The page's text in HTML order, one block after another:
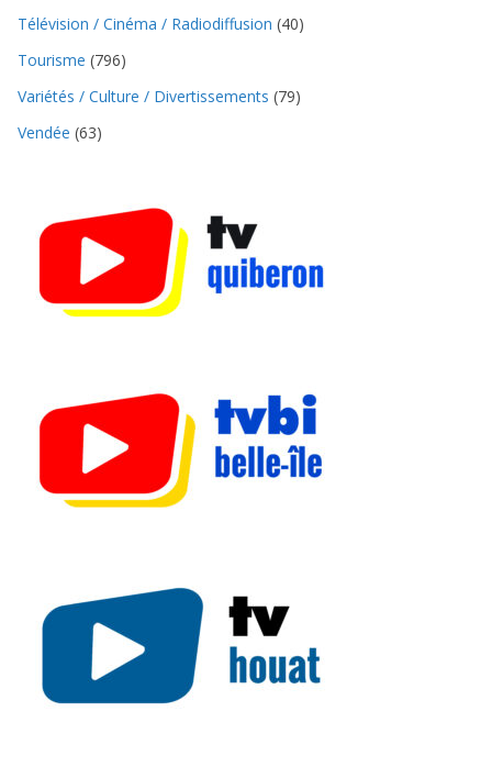
Télévision / Cinéma / Radiodiffusion (40)
Tourisme (796)
Variétés / Culture / Divertissements (79)
Vendée (63)